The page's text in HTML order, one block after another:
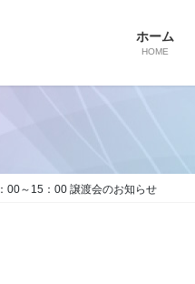
ホーム
HOME
00～15：00 譲渡会のお知らせ